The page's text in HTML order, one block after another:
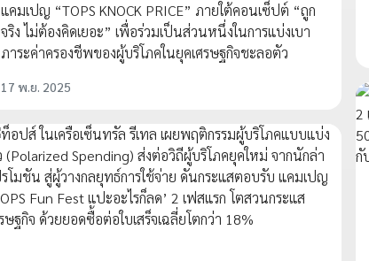
แคมเปญ “TOPS KNOCK PRICE” ภายใต้คอนเซ็ปต์ “ถูก
จริง ไม่ต้องคิดเยอะ” เพื่อร่วมเป็นส่วนหนึ่งในการแบ่งเบา
ภาระค่าครองชีพของผู้บริโภคในยุคเศรษฐกิจชะลอตัว
17 พ.ย. 2025